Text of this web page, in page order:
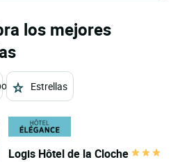
los mejores
Estrellas
Logis Hôtel de la Cloche